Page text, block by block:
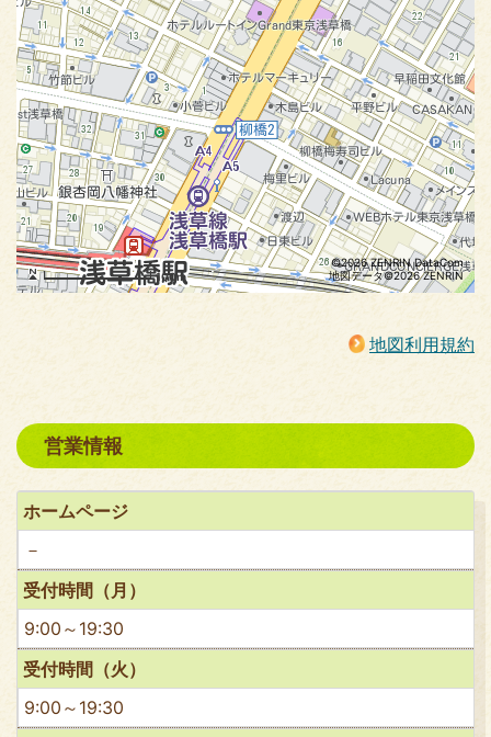
100m
©2026 ZENRIN DataCom
地図データ©2026 ZENRIN
地図利用規約
営業情報
ホームページ
－
受付時間（月）
9:00～19:30
受付時間（火）
9:00～19:30